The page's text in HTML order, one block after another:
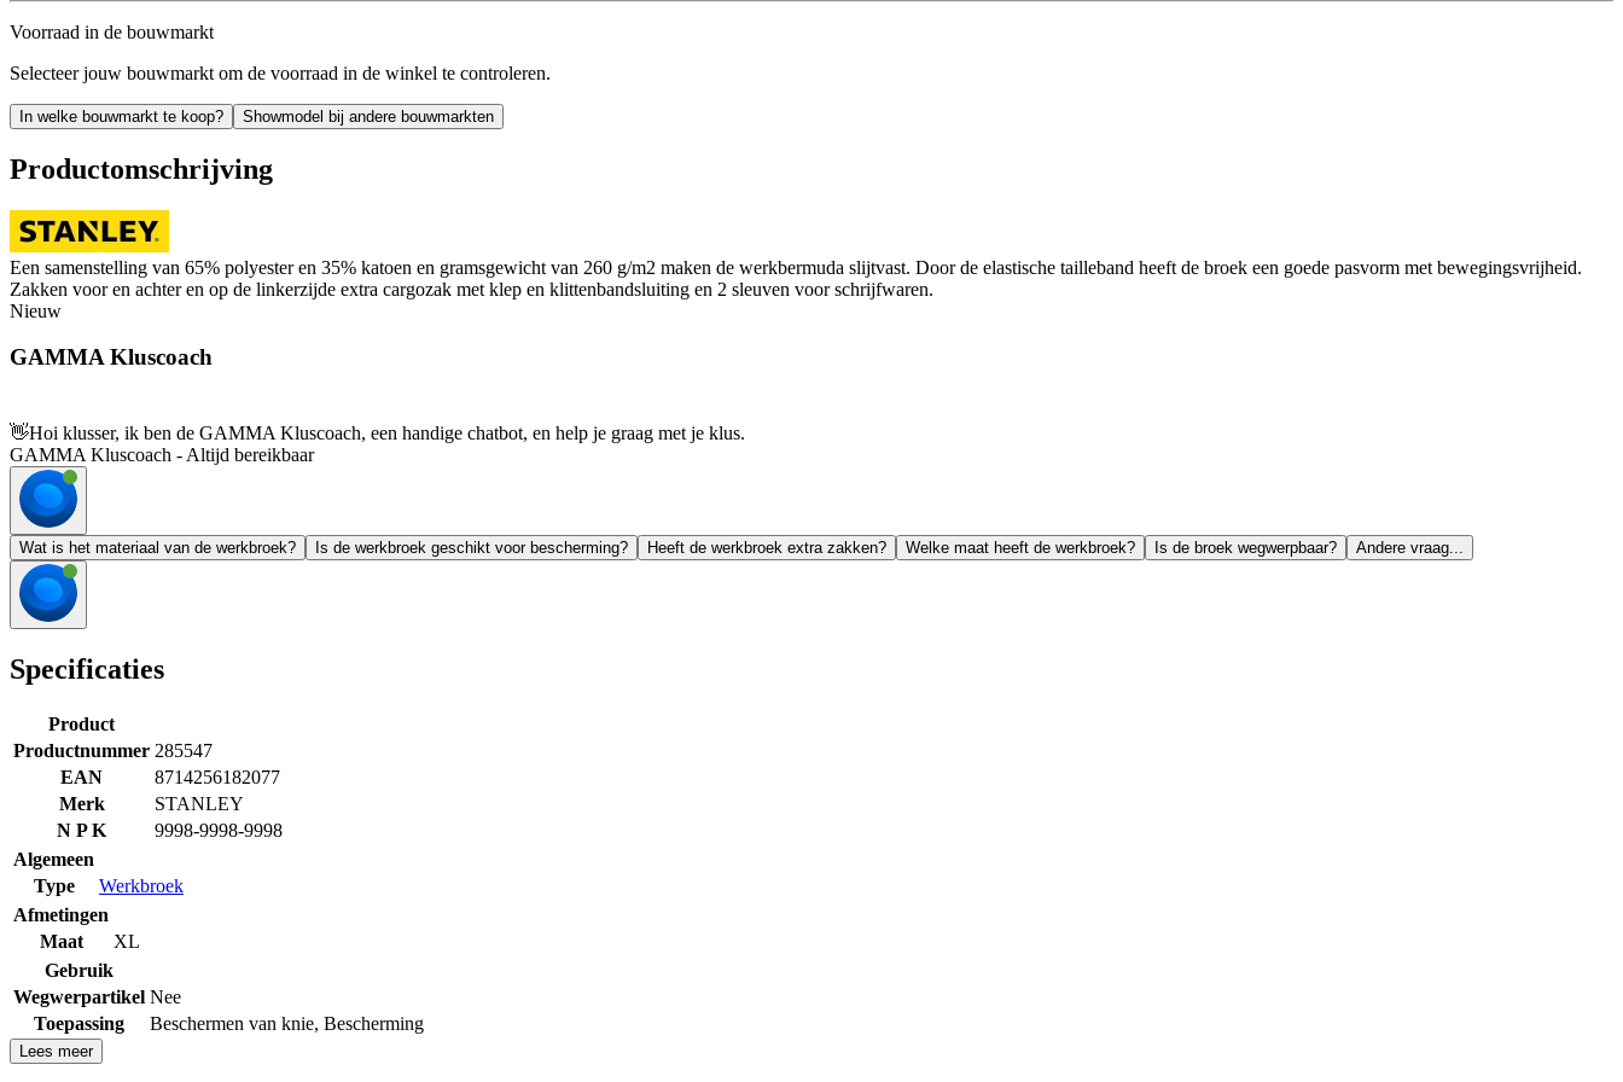
Voorraad in de bouwmarkt
Selecteer jouw bouwmarkt om de voorraad in de winkel te controleren.
In welke bouwmarkt te koop? Showmodel bij andere bouwmarkten
Productomschrijving
Een samenstelling van 65% polyester en 35% katoen en gramsgewicht van 260 g/m2 maken de werkbermuda slijtvast. Door de elastische tailleband heeft de broek een goede pasvorm met bewegingsvrijheid.
Zakken voor en achter en op de linkerzijde extra cargozak met klep en klittenbandsluiting en 2 sleuven voor schrijfwaren.
Nieuw
GAMMA Kluscoach
👋Hoi klusser, ik ben de GAMMA Kluscoach, een handige chatbot, en help je graag met je klus.
GAMMA Kluscoach - Altijd bereikbaar
Wat is het materiaal van de werkbroek? Is de werkbroek geschikt voor bescherming? Heeft de werkbroek extra zakken? Welke maat heeft de werkbroek? Is de broek wegwerpbaar? Andere vraag...
Specificaties
Product
Productnummer 285547
EAN
8714256182077
Merk
STANLEY
N P K
9998-9998-9998
Algemeen
Type
Werkbroek
Afmetingen
Maat
XL
Gebruik
Wegwerpartikel Nee
Toepassing
Beschermen van knie, Bescherming
Lees meer